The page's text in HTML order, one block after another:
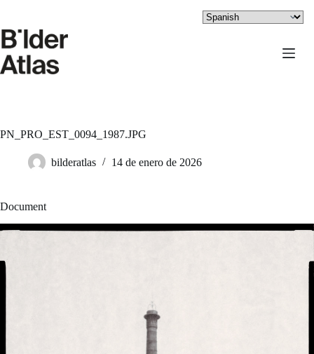
contenido
PN_PRO_EST_0094_1987.JPG
bilderatlas 14 de enero de 2026
Document